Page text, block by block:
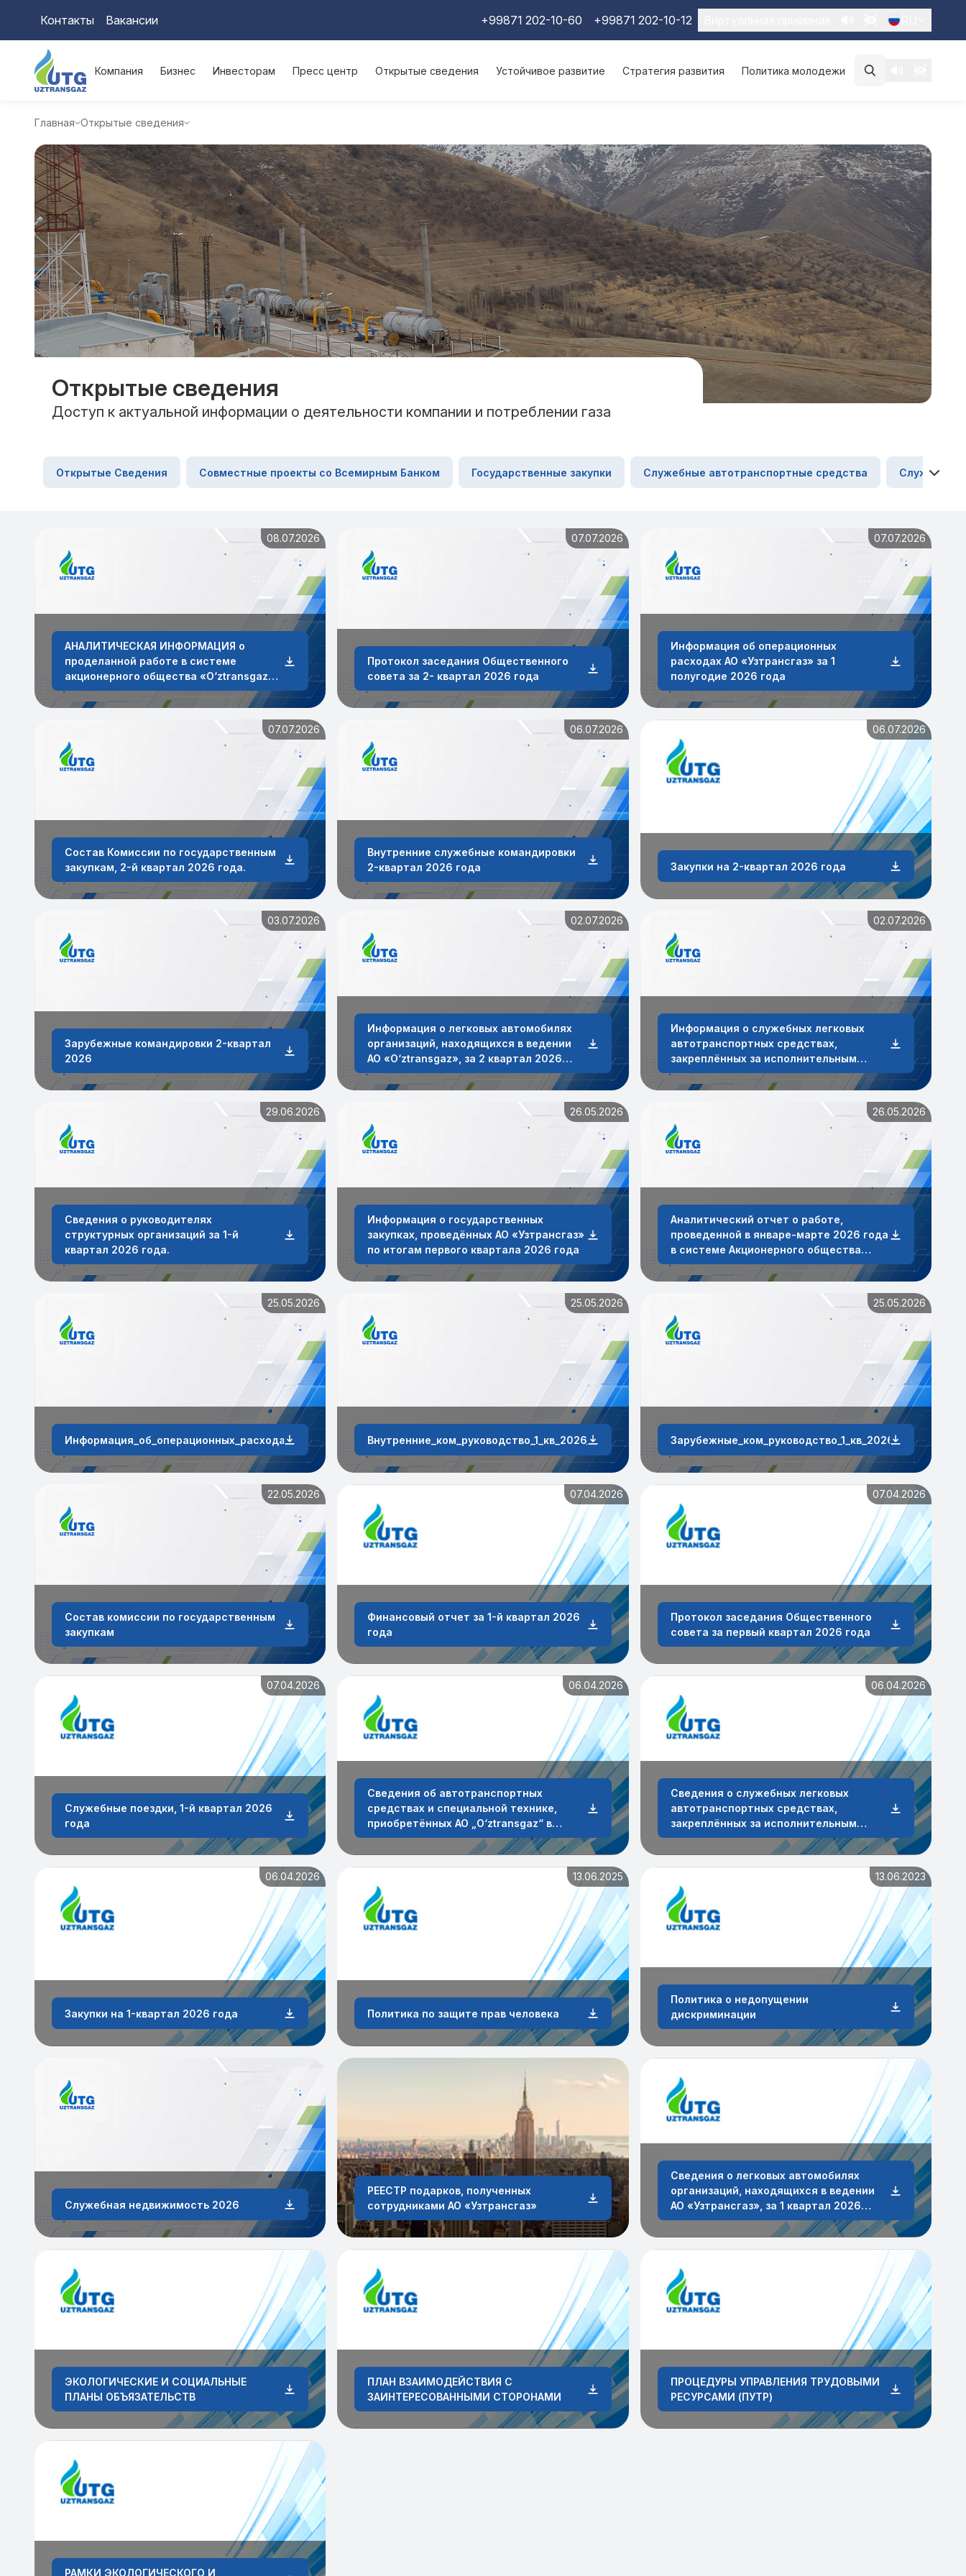
Контакты Вакансии +99871 202-10-60 +99871 202-10-12
Компания Бизнес Инвесторам Пресс центр Открытые сведения Устойчивое развитие Стратегия развития Политика молодежи
Главная Открытые сведения
Открытые сведения
Доступ к актуальной информации о деятельности компании и потреблении газа
Открытые Сведения Совместные проекты со Всемирным Банком Государственные закупки Служебные автотранспортные средства Служебные
08.07.2026
АНАЛИТИЧЕСКАЯ ИНФОРМАЦИЯ о
проделанной работе в системе
акционерного общества «O‘ztransgaz»
по работе с обращениями физических и
юридических лиц за январь-июнь 2026
07.07.2026
Протокол заседания Общественного
совета за 2- квартал 2026 года
07.07.2026
Информация об операционных
расходах АО «Узтрансгаз» за 1
полугодие 2026 года
07.07.2026
Состав Комиссии по государственным
закупкам, 2-й квартал 2026 года.
06.07.2026
Внутренние служебные командировки
2-квартал 2026 года
06.07.2026
Закупки на 2-квартал 2026 года
03.07.2026
Зарубежные командировки 2-квартал
2026
02.07.2026
Информация о легковых автомобилях
организаций, находящихся в ведении
АО «O‘ztransgaz», за 2 квартал 2026
года.
02.07.2026
Информация о служебных легковых
автотранспортных средствах,
закреплённых за исполнительным
аппаратом и сотрудниками АО
«O‘ztransgaz» по состоянию на 30 июня
29.06.2026
Сведения о руководителях
структурных организаций за 1-й
квартал 2026 года.
26.05.2026
Информация о государственных
закупках, проведённых AO «Узтрансгаз»
по итогам первого квартала 2026 года
26.05.2026
Аналитический отчет о работе,
проведенной в январе-марте 2026 года
в системе Акционерного общества
«Узтрансгаз» по обработке заявок от
физических и юридических лиц.
25.05.2026
Информация_об_операционных_расходах_АО_«Узтрансгаз»_за_1_квартал
25.05.2026
Внутренние_ком_руководство_1_кв_2026_г
25.05.2026
Зарубежные_ком_руководство_1_кв_2026_г
22.05.2026
Состав комиссии по государственным
закупкам
07.04.2026
Финансовый отчет за 1-й квартал 2026
года
07.04.2026
Протокол заседания Общественного
совета за первый квартал 2026 года
07.04.2026
Служебные поездки, 1-й квартал 2026
года
06.04.2026
Сведения об автотранспортных
средствах и специальной технике,
приобретённых АО „O‘ztransgaz“ в
первом квартале 2026 года
06.04.2026
Сведения о служебных легковых
автотранспортных средствах,
закреплённых за исполнительным
аппаратом и сотрудниками АО
„O‘ztransgaz“ по состоянию на 31 марта
2026 года
06.04.2026
Закупки на 1-квартал 2026 года
13.06.2025
Политика по защите прав человека
13.06.2023
Политика о недопущении
дискриминации
Служебная недвижимость 2026
РЕЕСТР подарков, полученных
сотрудниками АО «Узтрансгаз»
Сведения о легковых автомобилях
организаций, находящихся в ведении
АО «Узтрансгаз», за 1 квартал 2026
года.
ЭКОЛОГИЧЕСКИЕ И СОЦИАЛЬНЫЕ
ПЛАНЫ ОБЪЯЗАТЕЛЬСТВ
ПЛАН ВЗАИМОДЕЙСТВИЯ С
ЗАИНТЕРЕСОВАННЫМИ СТОРОНАМИ
ПРОЦЕДУРЫ УПРАВЛЕНИЯ ТРУДОВЫМИ
РЕСУРСАМИ (ПУТР)
РАМКИ ЭКОЛОГИЧЕСКОГО И